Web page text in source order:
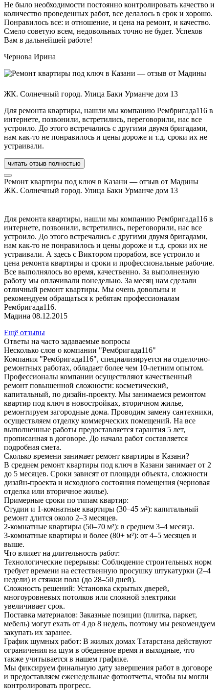
Не было необходимости постоянно контролировать качество и
количество проведенных работ, все делалось в срок и хорошо.
Понравилось все: и отношение, и цена на ремонт, и качество.
Смело советую всем, недовольных точно не будет. Успехов
Вам в дальнейшей работе!
Чернова Ирина
ЖК. Солнечный город. Улица Баки Урманче дом 13
Для ремонта квартиры, нашли мы компанию Рембригада116 в
интернете, позвонили, встретились, переговорили, нас все
устроило. До этого встречались с другими двумя бригадами,
нам как-то не понравилось и цены дороже и т.д. сроки их не
устраивали.
читать отзыв полностью
Ремонт квартиры под ключ в Казани — отзыв от Мадины
ЖК. Солнечный город. Улица Баки Урманче дом 13
Для ремонта квартиры, нашли мы компанию Рембригада116 в
интернете, позвонили, встретились, переговорили, нас все
устроило. До этого встречались с другими двумя бригадами,
нам как-то не понравилось и цены дороже и т.д. сроки их не
устраивали. А здесь с Виктором прорабом, все устроило и
цена ремонта квартиры и сроки и профессиональные рабочие.
Все выполнялось во время, качественно. За выполненную
работу мы оплачивали понедельно. За месяц нам сделали
отличный ремонт квартиры. Мы очень довольны и
рекомендуем обращаться к ребятам профессионалам
Рембригада116.
Мадина 08.12.2015
Ещё отзывы
Ответы на часто задаваемые вопросы
Несколько слов о компании "Рембригада116"
Компания "Рембригада116", специализируется на отделочно-
ремонтных работах, обладает более чем 10-летним опытом.
Профессионалы компании осуществляют качественный
ремонт повышенной сложности: косметический,
капитальный, по дизайн-проекту. Мы занимаемся ремонтом
квартир под ключ в новостройках, вторичном жилье,
ремонтируем загородные дома. Проводим замену сантехники,
осуществляем отделку коммерческих помещений. На все
выполненные работы предоставляется гарантия 5 лет,
прописанная в договоре. До начала работ составляется
подробная смета.
Сколько времени занимает ремонт квартиры в Казани?
В среднем ремонт квартиры под ключ в Казани занимает от 2
до 5 месяцев. Сроки зависят от площади объекта, сложности
дизайн-проекта и исходного состояния помещения (черновая
отделка или вторичное жилье).
Примерные сроки по типам квартир:
Студии и 1-комнатные квартиры (30–45 м²): капитальный
ремонт длится около 2–3 месяцев.
2-комнатные квартиры (50–70 м²): в среднем 3–4 месяца.
3-комнатные квартиры и более (80+ м²): от 4–5 месяцев и
выше.
Что влияет на длительность работ:
Технологические перерывы: Соблюдение строительных норм
требует времени на естественную просушку штукатурки (2–4
недели) и стяжки пола (до 28–50 дней).
Сложность решений: Установка скрытых дверей,
многоуровневых потолков или сложной электрики
увеличивает срок.
Поставка материалов: Заказные позиции (плитка, паркет,
мебель) могут ехать от 4 до 8 недель, поэтому мы рекомендуем
закупать их заранее.
График шумных работ: В жилых домах Татарстана действуют
ограничения на шум в обеденное время и выходные, что
также учитывается в нашем графике.
Мы фиксируем финальную дату завершения работ в договоре
и предоставляем еженедельные фотоотчеты, чтобы вы могли
контролировать прогресс.